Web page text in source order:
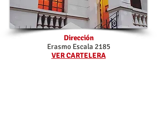
Dirección
Erasmo Escala 2185
VER CARTELERA